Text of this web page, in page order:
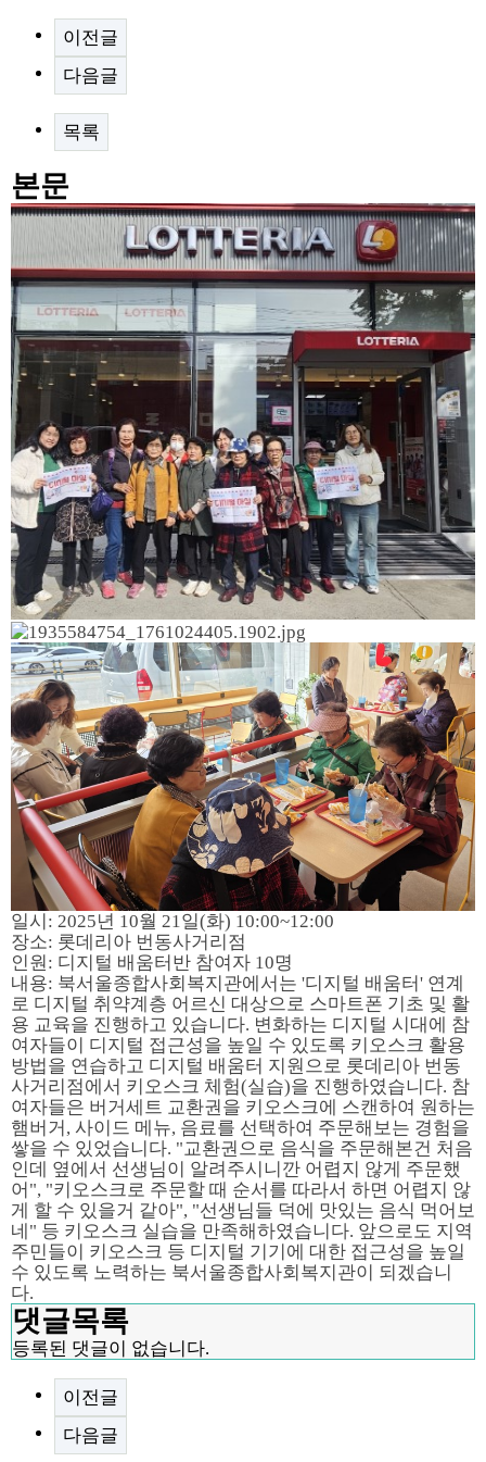
이전글
다음글
목록
본문
일시: 2025년 10월 21일(화) 10:00~12:00
장소: 롯데리아 번동사거리점
인원: 디지털 배움터반 참여자 10명
내용: 북서울종합사회복지관에서는 '디지털 배움터' 연계
로 디지털 취약계층 어르신 대상으로 스마트폰 기초 및 활
용 교육을 진행하고 있습니다. 변화하는 디지털 시대에 참
여자들이 디지털 접근성을 높일 수 있도록 키오스크 활용
방법을 연습하고 디지털 배움터 지원으로 롯데리아 번동
사거리점에서 키오스크 체험(실습)을 진행하였습니다. 참
여자들은 버거세트 교환권을 키오스크에 스캔하여 원하는
햄버거, 사이드 메뉴, 음료를 선택하여 주문해보는 경험을
쌓을 수 있었습니다. "교환권으로 음식을 주문해본건 처음
인데 옆에서 선생님이 알려주시니깐 어렵지 않게 주문했
어", "키오스크로 주문할 때 순서를 따라서 하면 어렵지 않
게 할 수 있을거 같아", "선생님들 덕에 맛있는 음식 먹어보
네" 등 키오스크 실습을 만족해하였습니다. 앞으로도 지역
주민들이 키오스크 등 디지털 기기에 대한 접근성을 높일
수 있도록 노력하는 북서울종합사회복지관이 되겠습니
다.
댓글목록
등록된 댓글이 없습니다.
이전글
다음글